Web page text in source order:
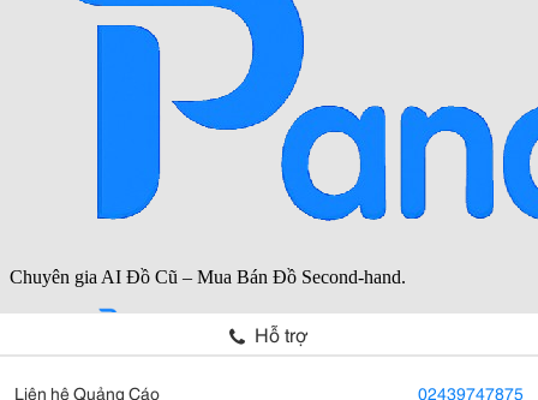
Hỗ trợ
Liên hệ Quảng Cáo 02439747875